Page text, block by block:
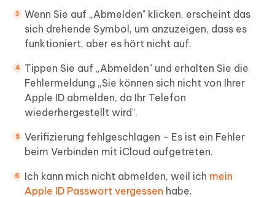
Wenn Sie auf „Abmelden" klicken, erscheint das
sich drehende Symbol, um anzuzeigen, dass es
funktioniert, aber es hört nicht auf.
Tippen Sie auf „Abmelden" und erhalten Sie die
Fehlermeldung „Sie können sich nicht von Ihrer
Apple ID abmelden, da Ihr Telefon
wiederhergestellt wird".
Verifizierung fehlgeschlagen - Es ist ein Fehler
beim Verbinden mit iCloud aufgetreten.
Ich kann mich nicht abmelden, weil ich mein
Apple ID Passwort vergessen habe.